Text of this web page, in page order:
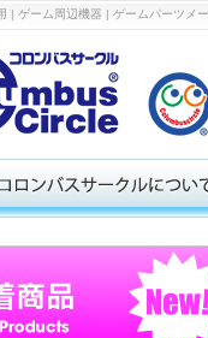
| ゲーム周辺機器 | ゲームパーツメ